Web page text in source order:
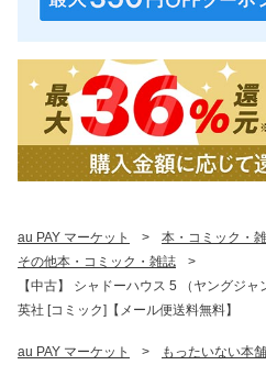
au PAY マーケット > 本・コミック・
その他本・コミック・雑誌
>
【中古】 シャドーハウス 5 （ヤングジ
英社 [コミック]【メール便送料無料】
au PAY マーケット > もったいない本舗